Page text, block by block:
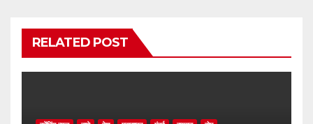
RELATED POST